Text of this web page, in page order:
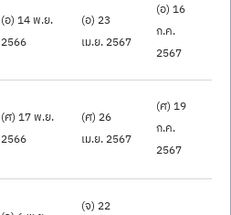
(อ) 14 พ.ย.
2566
(อ) 23
เม.ย. 2567
(อ) 16
ก.ค.
2567
(ศ) 17 พ.ย.
2566
(ศ) 26
เม.ย. 2567
(ศ) 19
ก.ค.
2567
(จ) 22